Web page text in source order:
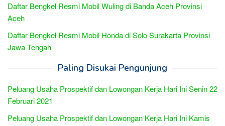
Daftar Bengkel Resmi Mobil Wuling di Banda Aceh Provinsi
Aceh
Daftar Bengkel Resmi Mobil Honda di Solo Surakarta Provinsi
Jawa Tengah
Paling Disukai Pengunjung
Peluang Usaha Prospektif dan Lowongan Kerja Hari Ini Senin 22
Februari 2021
Peluang Usaha Prospektif dan Lowongan Kerja Hari Ini Kamis